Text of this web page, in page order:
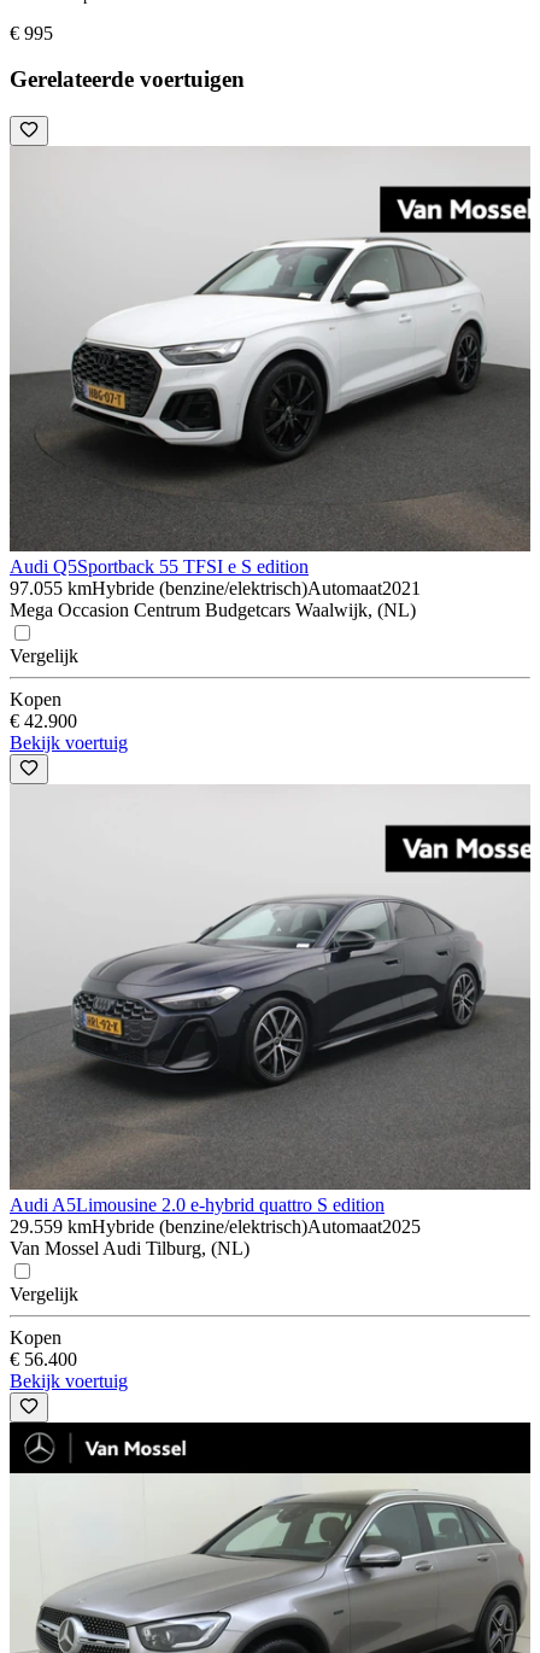
€ 995
Gerelateerde voertuigen
Audi Q5Sportback 55 TFSI e S edition
97.055 kmHybride (benzine/elektrisch)Automaat2021
Mega Occasion Centrum Budgetcars Waalwijk, (NL)
Vergelijk
Kopen
€ 42.900
Bekijk voertuig
Audi A5Limousine 2.0 e-hybrid quattro S edition
29.559 kmHybride (benzine/elektrisch)Automaat2025
Van Mossel Audi Tilburg, (NL)
Vergelijk
Kopen
€ 56.400
Bekijk voertuig